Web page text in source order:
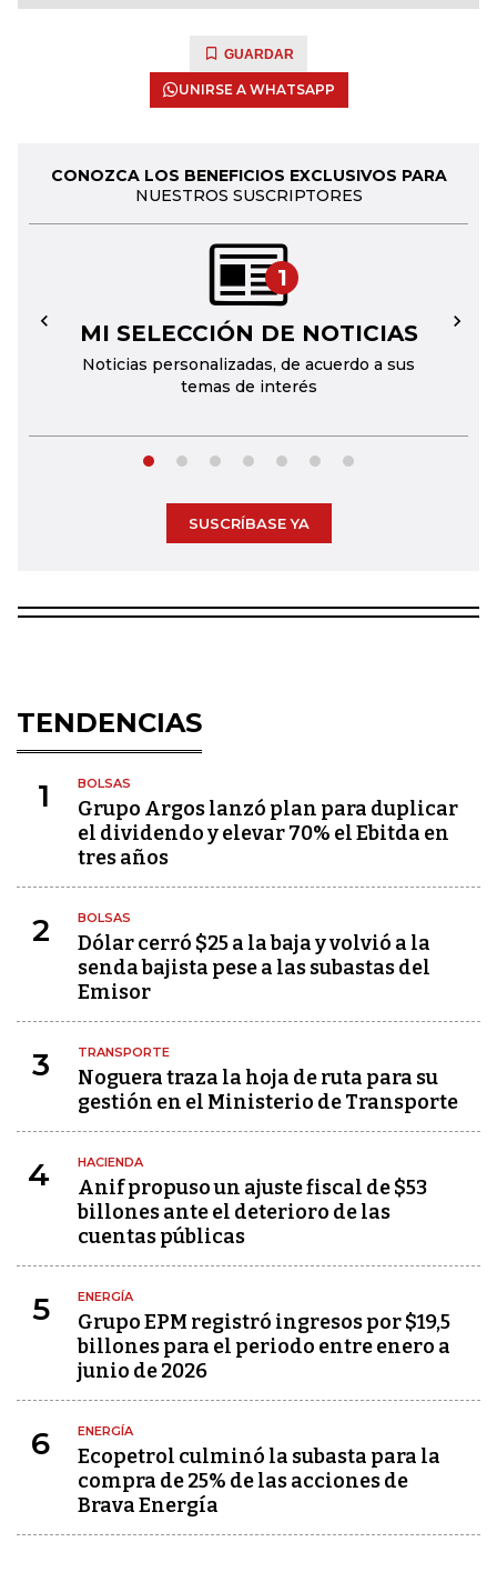
GUARDAR
UNIRSE A WHATSAPP
CONOZCA LOS BENEFICIOS EXCLUSIVOS PARA
NUESTROS SUSCRIPTORES
1
MI SELECCIÓN DE NOTICIAS
Noticias personalizadas, de acuerdo a sus
temas de interés
← →
SUSCRÍBASE YA
TENDENCIAS
1 BOLSAS
Grupo Argos lanzó plan para duplicar
el dividendo y elevar 70% el Ebitda en
tres años
2 BOLSAS
Dólar cerró $25 a la baja y volvió a la
senda bajista pese a las subastas del
Emisor
3 TRANSPORTE
Noguera traza la hoja de ruta para su
gestión en el Ministerio de Transporte
4 HACIENDA
Anif propuso un ajuste fiscal de $53
billones ante el deterioro de las
cuentas públicas
5 ENERGÍA
Grupo EPM registró ingresos por $19,5
billones para el periodo entre enero a
junio de 2026
6 ENERGÍA
Ecopetrol culminó la subasta para la
compra de 25% de las acciones de
Brava Energía